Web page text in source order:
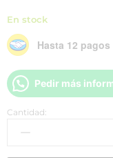
En stock
Hasta 12
Pedir más
Cantidad: